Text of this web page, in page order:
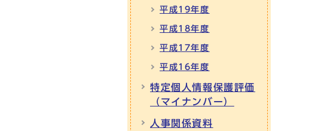
平成19年度
平成18年度
平成17年度
平成16年度
特定個人情報保護評価
（マイナンバー）
人事関係資料